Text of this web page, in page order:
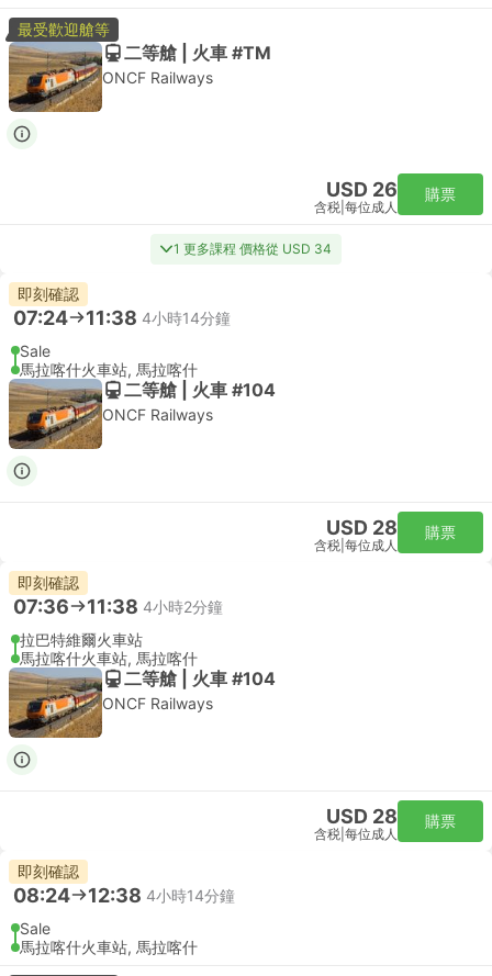
最受歡迎艙等
二等艙 | 火車 #TM
ONCF Railways
USD 26
含税 每位成人
購票
1 更多課程 價格從 USD 34
即刻確認
07:24 11:38 4小時14分鐘
Sale
馬拉喀什火車站, 馬拉喀什
二等艙 | 火車 #104
ONCF Railways
USD 28
含税 每位成人
購票
即刻確認
07:36 11:38 4小時2分鐘
拉巴特維爾火車站
馬拉喀什火車站, 馬拉喀什
二等艙 | 火車 #104
ONCF Railways
USD 28
含税 每位成人
購票
即刻確認
08:24 12:38 4小時14分鐘
Sale
馬拉喀什火車站, 馬拉喀什